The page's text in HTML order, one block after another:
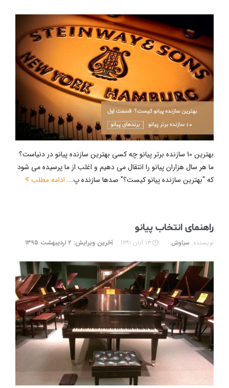
بهترین 10 سازنده برتر پیانو چه کسی بهترین سازنده پیانو در دنیاست؟
ما هر سال هزاران پیانو را انتقال می دهیم و اغلب از ما پرسیده می شود
که “بهترین سازنده پیانو کیست؟” صدها سازنده پ... ادامه مطلب
راهنمای انتخاب پیانو
نویسنده: سیاوش ۱۳ آبان ۱۳۹۱ آخرین ویرایش: ۲ اردیبهشت ۱۳۹۵